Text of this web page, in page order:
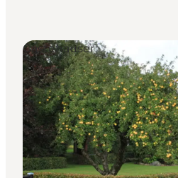
Gästehäuser